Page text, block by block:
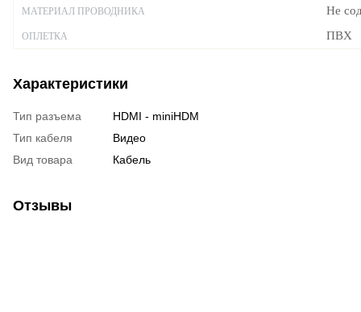
МАТЕРИАЛ ПРОВОДНИКА Не
ОПЛЕТКА ПВХ
Характеристики
Тип разъема
HDMI - miniHDM
Тип кабеля
Видео
Вид товара
Кабель
Отзывы